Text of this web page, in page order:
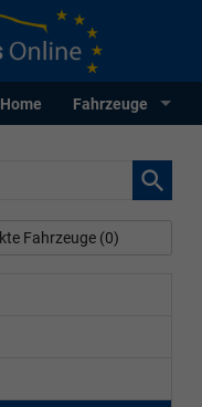
Home Fahrzeuge
Fahrzeuge (0)